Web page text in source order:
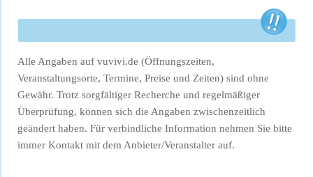
Alle Angaben auf vuvivi.de (Öffnungszeiten,
Veranstaltungsorte, Termine, Preise und Zeiten) sind ohne
Gewähr. Trotz sorgfältiger Recherche und regelmäßiger
Überprüfung, können sich die Angaben zwischenzeitlich
geändert haben. Für verbindliche Information nehmen Sie bitte
immer Kontakt mit dem Anbieter/Veranstalter auf.